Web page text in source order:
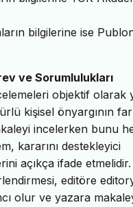
bilgilerine ise
ve Sorumlulukları
objektif olarak
kişisel önyargının
incelerken bunu
kararını destekleyici
açıkça ifade etmelidir.
editöre
olur ve yazara